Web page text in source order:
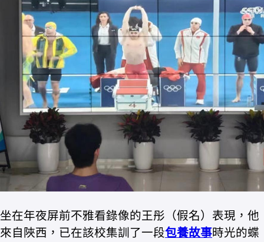
坐在年夜屏前不雅看錄像的王彤（假名）表現，他
來自陜西，已在該校集訓了一段包養故事時光的蝶